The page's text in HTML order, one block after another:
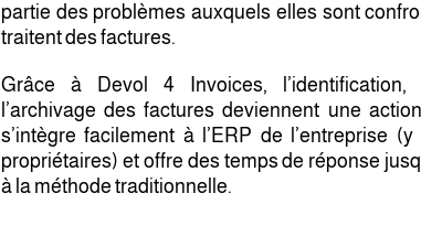
partie des problèmes auxquels elles sont
traitent des factures.
Grâce à Devol 4 Invoices,
l’archivage des factures deviennent une
s’intègre facilement à l’ERP de l’entreprise
propriétaires) et offre des temps de réponse
à la méthode traditionnelle.